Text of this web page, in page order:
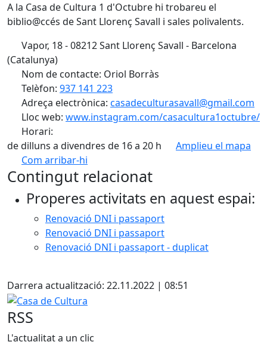
A la Casa de Cultura 1 d'Octubre hi trobareu el
biblio@ccés de Sant Llorenç Savall i sales polivalents.
Vapor, 18 - 08212 Sant Llorenç Savall - Barcelona
(Catalunya)
Nom de contacte: Oriol Borràs
Telèfon: 937 141 223
Adreça electrònica: casadeculturasavall@gmail.com
Lloc web: www.instagram.com/casacultura1octubre/
Horari:
de dilluns a divendres de 16 a 20 h
Amplieu el mapa
Com arribar-hi
+
Contingut relacionat
Properes activitats en aquest espai:
Renovació DNI i passaport
Renovació DNI i passaport
Renovació DNI i passaport - duplicat
Darrera actualització: 22.11.2022 | 08:51
Casa de Cultura
RSS
L'actualitat a un clic